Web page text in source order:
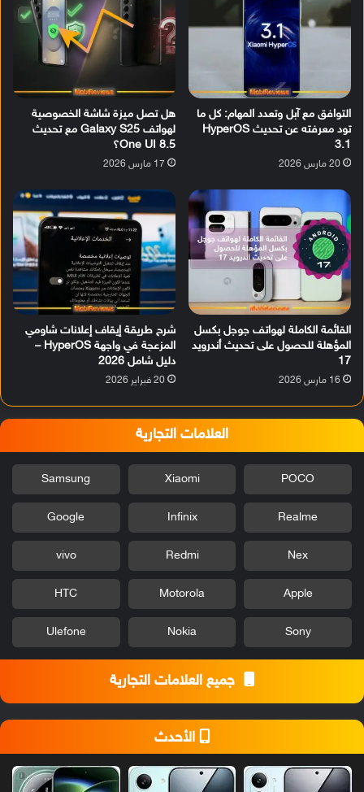
التوافق مع آبل وتعدد المهام: كل ما
تود معرفته عن تحديث HyperOS
3.1
20 مارس 2026
هل تصل ميزة شاشة الخصوصية
لهواتف Galaxy S25 مع تحديث
One UI 8.5؟
17 مارس 2026
القائمة الكاملة لهواتف جوجل بكسل
المؤهلة للحصول على تحديث أندرويد
17
16 مارس 2026
شرح طريقة إيقاف إعلانات شاومي
المزعجة في واجهة HyperOS –
دليل شامل 2026
20 فبراير 2026
العلامات التجارية
POCO
Xiaomi
Samsung
Realme
Infinix
Google
Nex
Redmi
vivo
Apple
Motorola
HTC
Sony
Nokia
Ulefone
جميع العلامات التجارية
الأحدث